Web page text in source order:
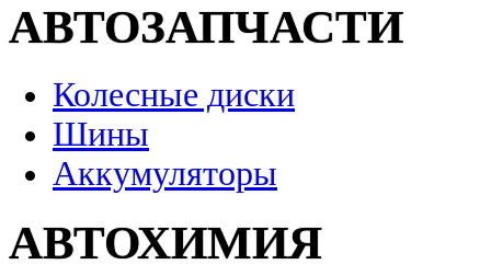
АВТОЗАПЧАСТИ
Колесные диски
Шины
Аккумуляторы
АВТОХИМИЯ